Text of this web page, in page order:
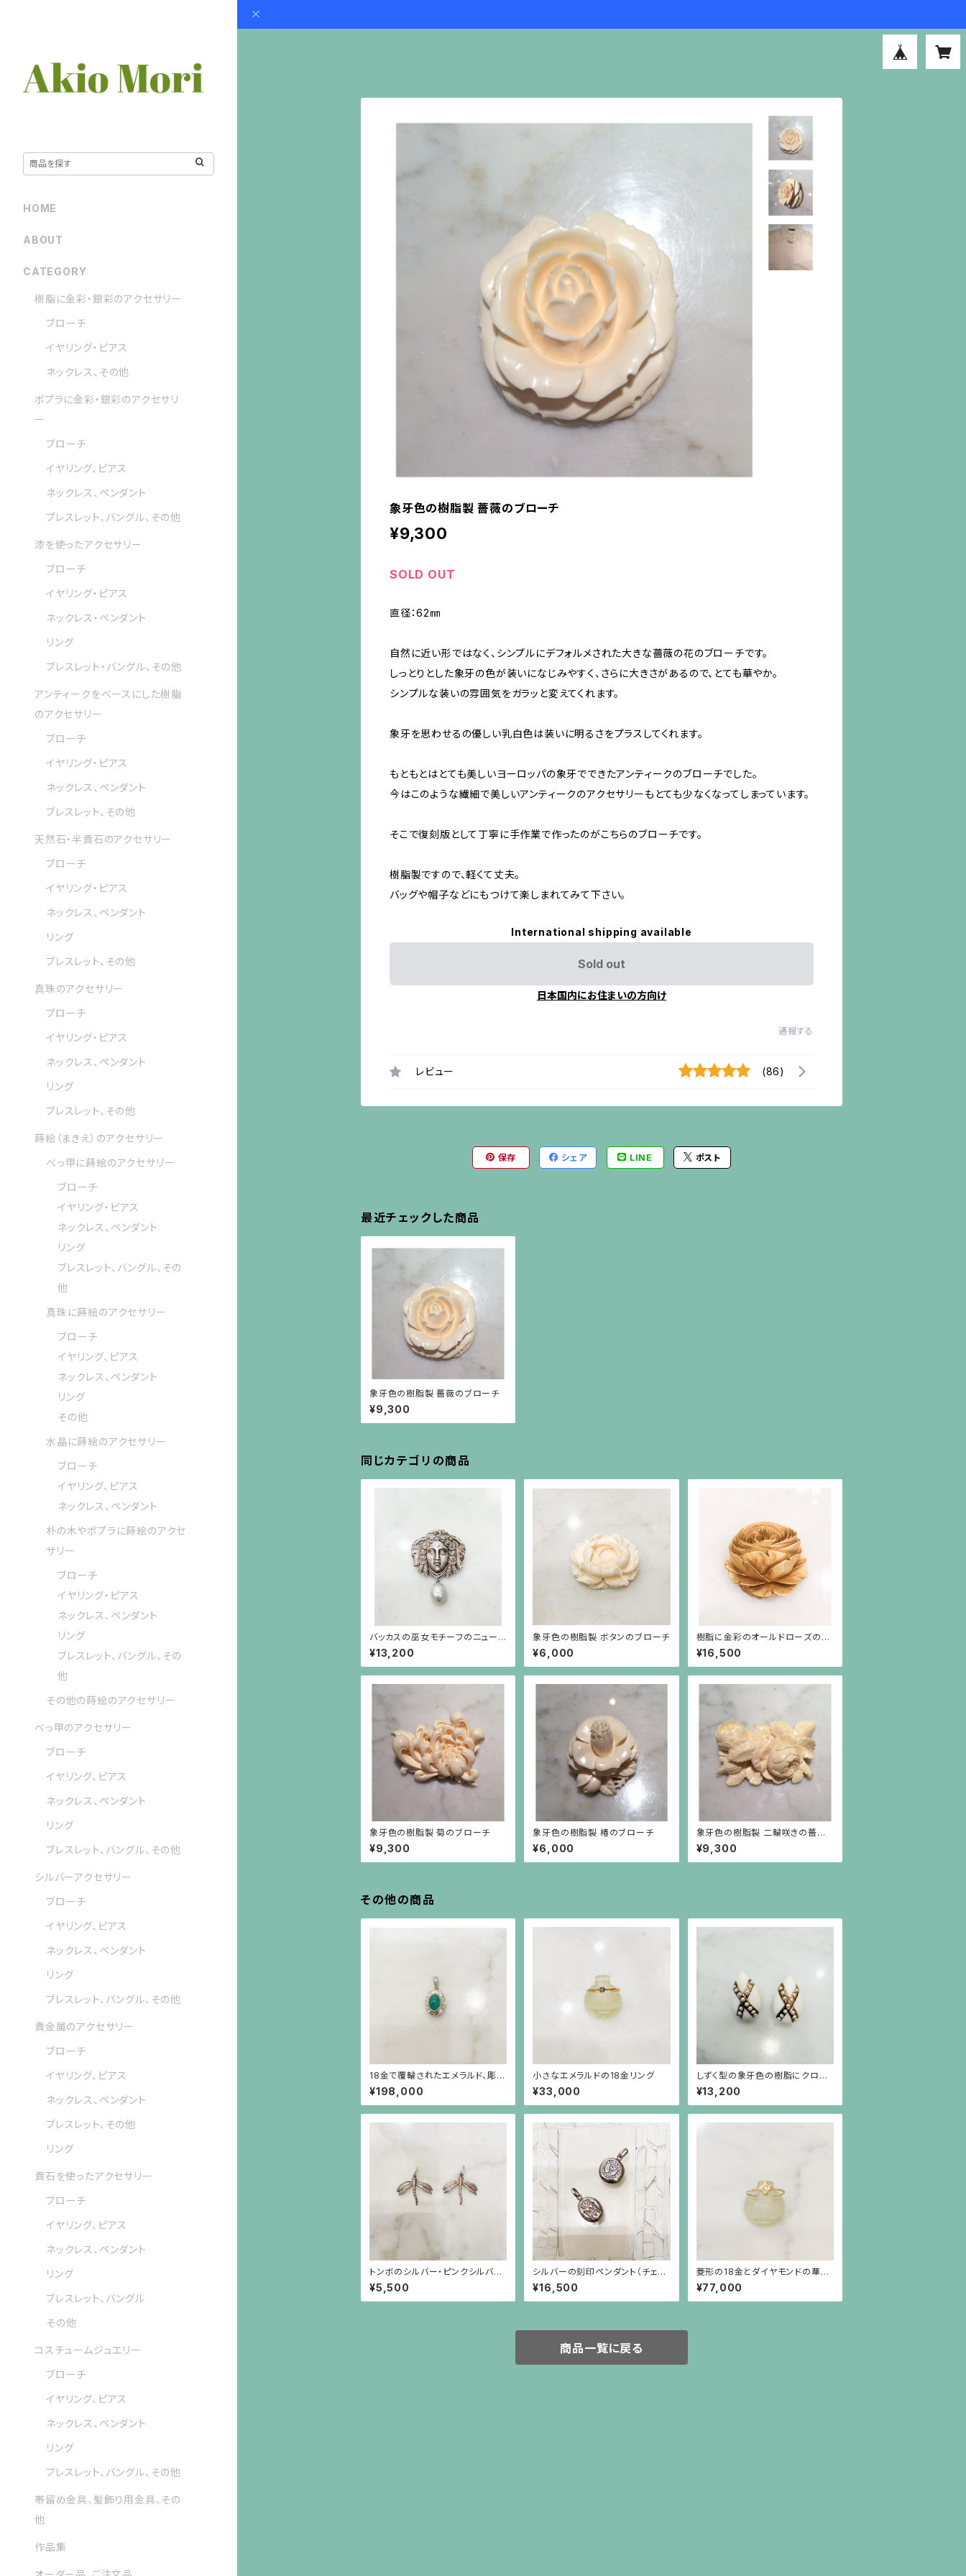
象牙色の樹脂製 薔薇のブローチ
¥9,300
SOLD OUT
直径：62㎜
自然に近い形ではなく、シンプルにデフォルメされた大きな薔薇の花のブローチです。
しっとりとした象牙の色が装いになじみやすく、さらに大きさがあるので、とても華やか。
シンプルな装いの雰囲気をガラッと変えてくれます。
象牙を思わせるの優しい乳白色は装いに明るさをプラスしてくれます。
もともとはとても美しいヨーロッパの象牙でできたアンティークのブローチでした。
今はこのような繊細で美しいアンティークのアクセサリーもとても少なくなってしまっています。
そこで復刻版として丁寧に手作業で作ったのがこちらのブローチです。
樹脂製ですので、軽くて丈夫。
バッグや帽子などにもつけて楽しまれてみて下さい。
International shipping available
Sold out
日本国内にお住まいの方向け
通報する
レビュー (86)
保存 シェア LINE ポスト
最近チェックした商品
象牙色の樹脂製 薔薇のブローチ
¥9,300
同じカテゴリの商品
バッカスの巫女モチーフのニューラ
ーヴァカメオの下にバロックパール
が揺れるブローチ
¥13,200
象牙色の樹脂製 ボタンのブローチ
¥6,000
樹脂に金彩のオールドローズのブ
ローチ
¥16,500
象牙色の樹脂製 菊のブローチ
¥9,300
象牙色の樹脂製 椿のブローチ
¥6,000
象牙色の樹脂製 二輪咲きの薔薇
(大)
¥9,300
その他の商品
18金で覆輪されたエメラルド、彫り
の施されたプラチナに小さなダイ
ヤモンドのペンダント（チェーン別）
¥198,000
小さなエメラルドの18金リング
¥33,000
しずく型の象牙色の樹脂にクロス
の金彩、イミテーションパールのイ
ヤリング
¥13,200
トンボのシルバー・ピンクシルバー
チャーム
¥5,500
シルバーの刻印ペンダント（チェー
ン別）
¥16,500
菱形の18金とダイヤモンドの華奢
なリング（小）
¥77,000
商品一覧に戻る
HOME
ABOUT
CATEGORY
樹脂に金彩・銀彩のアクセサリー
ブローチ
イヤリング・ピアス
ネックレス、その他
ポプラに金彩・銀彩のアクセサリ
ー
ブローチ
イヤリング、ピアス
ネックレス、ペンダント
ブレスレット、バングル、その他
漆を使ったアクセサリー
ブローチ
イヤリング・ピアス
ネックレス・ペンダント
リング
ブレスレット・バングル、その他
アンティークをベースにした樹脂
のアクセサリー
ブローチ
イヤリング・ピアス
ネックレス、ペンダント
ブレスレット、その他
天然石・半貴石のアクセサリー
ブローチ
イヤリング・ピアス
ネックレス、ペンダント
リング
ブレスレット、その他
真珠のアクセサリー
ブローチ
イヤリング・ピアス
ネックレス、ペンダント
リング
ブレスレット、その他
蒔絵（まきえ）のアクセサリー
べっ甲に蒔絵のアクセサリー
ブローチ
イヤリング・ピアス
ネックレス、ペンダント
リング
ブレスレット、バングル、その
他
真珠に蒔絵のアクセサリー
ブローチ
イヤリング、ピアス
ネックレス、ペンダント
リング
その他
水晶に蒔絵のアクセサリー
ブローチ
イヤリング、ピアス
ネックレス、ペンダント
朴の木やポプラに蒔絵のアクセ
サリー
ブローチ
イヤリング・ピアス
ネックレス、ペンダント
リング
ブレスレット、バングル、その
他
その他の蒔絵のアクセサリー
べっ甲のアクセサリー
ブローチ
イヤリング、ピアス
ネックレス、ペンダント
リング
ブレスレット、バングル、その他
シルバーアクセサリー
ブローチ
イヤリング、ピアス
ネックレス、ペンダント
リング
ブレスレット、バングル、その他
貴金属のアクセサリー
ブローチ
イヤリング、ピアス
ネックレス、ペンダント
ブレスレット、その他
リング
貴石を使ったアクセサリー
ブローチ
イヤリング、ピアス
ネックレス、ペンダント
リング
ブレスレット、バングル
その他
コスチュームジュエリー
ブローチ
イヤリング、ピアス
ネックレス、ペンダント
リング
ブレスレット、バングル、その他
帯留め金具、髪飾り用金具、その
他
作品集